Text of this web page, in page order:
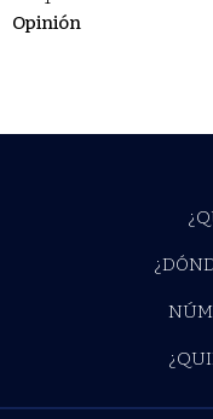
Opinión